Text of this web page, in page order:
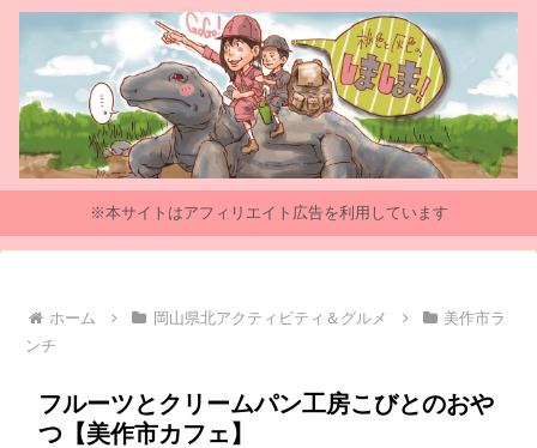
※本サイトはアフィリエイト広告を利用しています
ホーム 岡山県北アクティビティ＆グルメ
美作市ラ
ンチ
フルーツとクリームパン工房こびとのおや
つ【美作市カフェ】